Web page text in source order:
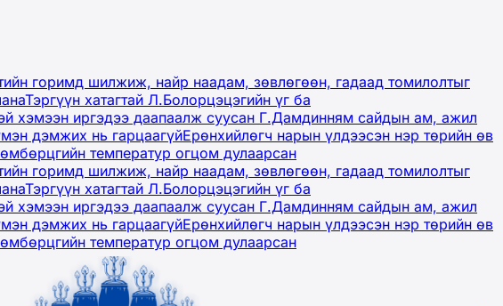
горимд шилжиж, найр наадам, зөвлөгөөн, гадаад томилолтыг
Тэргүүн хатагтай Л.Болорцэцэгийн үг ба
хэмээн иргэдээ даапаалж суусан Г.Дамдинням сайдын ам, ажил
дэмжих нь гарцаагүйЕрөнхийлөгч нарын үлдээсэн нэр төрийн өв
температур огцом дулаарсан
горимд шилжиж, найр наадам, зөвлөгөөн, гадаад томилолтыг
Тэргүүн хатагтай Л.Болорцэцэгийн үг ба
хэмээн иргэдээ даапаалж суусан Г.Дамдинням сайдын ам, ажил
дэмжих нь гарцаагүйЕрөнхийлөгч нарын үлдээсэн нэр төрийн өв
температур огцом дулаарсан